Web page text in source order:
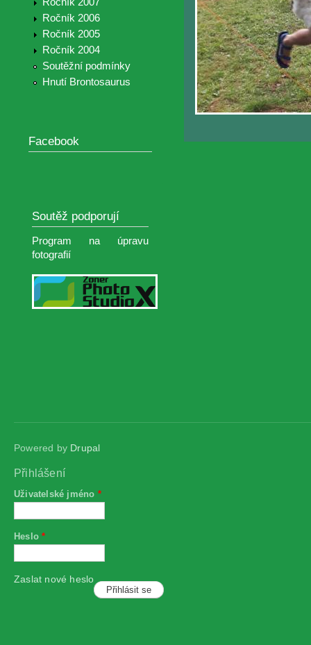
Ročník 2006
Ročník 2005
Ročník 2004
Soutěžní podmínky
Hnutí Brontosaurus
Facebook
Soutěž podporují
Program na úpravu
fotografií
Powered by Drupal
Přihlášení
Uživatelské jméno *
Heslo*
Zaslat nové heslo